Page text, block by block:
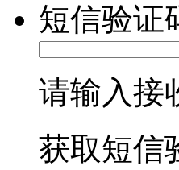
短信验证
请输入接
获取短信